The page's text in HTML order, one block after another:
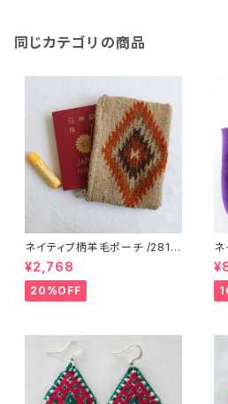
同じカテゴリの商品
ネイティブ柄羊毛ポーチ /281f/
MEXICO メキシコ
¥2,768
20%OFF
ネ